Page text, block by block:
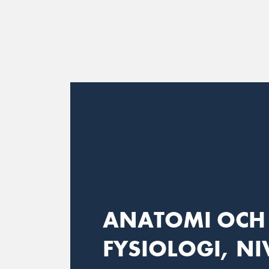
ANATOMI OCH
FYSIOLOGI,